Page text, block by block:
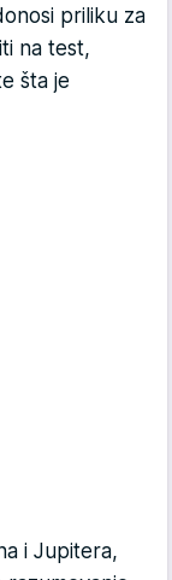
priliku za
na test,
šta je
i Jupitera,